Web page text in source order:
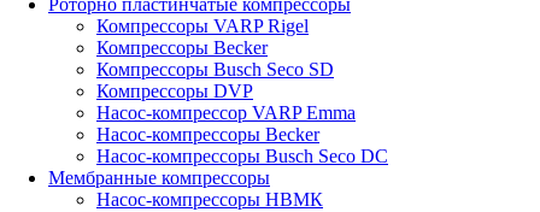
Роторно пластинчатые компрессоры
Компрессоры VARP Rigel
Компрессоры Becker
Компрессоры Busch Seco SD
Компрессоры DVP
Насос-компрессор VARP Emma
Насос-компрессоры Becker
Насос-компрессоры Busch Seco DC
Мембранные компрессоры
Насос-компрессоры НВМК